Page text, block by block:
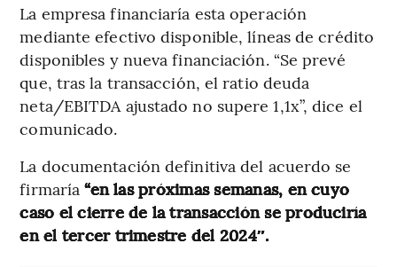
La empresa financiaría esta operación
mediante efectivo disponible, líneas de crédito
disponibles y nueva financiación. “Se prevé
que, tras la transacción, el ratio deuda
neta/EBITDA ajustado no supere 1,1x”, dice el
comunicado.
La documentación definitiva del acuerdo se
firmaría“en las próximas semanas, en cuyo
caso el cierre de la transacción se produciría
en el tercer trimestre del 2024″.